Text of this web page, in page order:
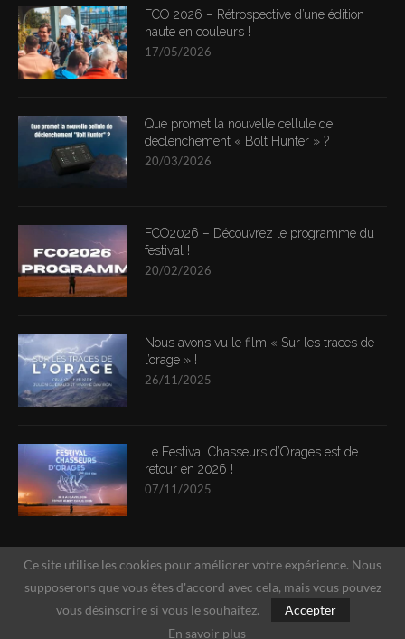
FCO 2026 – Rétrospective d’une édition
haute en couleurs !
17/05/2026
Que promet la nouvelle cellule de
déclenchement « Bolt Hunter » ?
20/03/2026
FCO2026 – Découvrez le programme du
festival !
20/02/2026
Nous avons vu le film « Sur les traces de
l’orage » !
26/11/2025
Le Festival Chasseurs d’Orages est de
retour en 2026 !
07/11/2025
Ce site utilise les cookies pour améliorer votre expérience. Nous
supposerons que vous êtes d'accord avec cela, mais vous pouvez
vous désinscrire si vous le souhaitez.
Accepter
En savoir plus